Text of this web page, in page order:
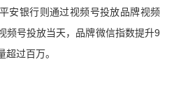
安银行则通过视频号投放品牌视频
频号投放当天，品牌微信指数提升9
过百万。